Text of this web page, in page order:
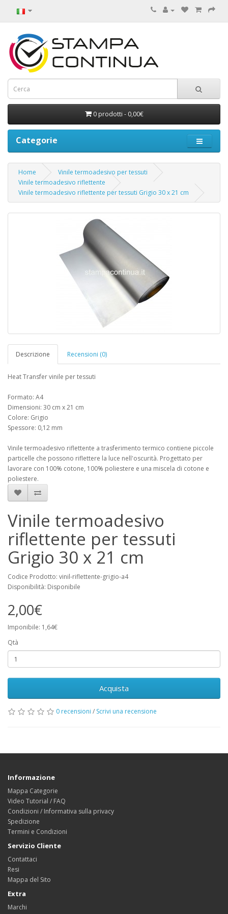
0 prodotti - 0,00€
Categorie
Home
Vinile termoadesivo per tessuti
Vinile termoadesivo riflettente
Vinile termoadesivo riflettente per tessuti Grigio 30 x 21 cm
Descrizione Recensioni (0)
Heat Transfer vinile per tessuti
Formato: A4
Dimensioni: 30 cm x 21 cm
Colore: Grigio
Spessore: 0,12 mm
Vinile termoadesivo riflettente a trasferimento termico contiene piccole
particelle che possono riflettere la luce nell'oscurità. Progettato per
lavorare con 100% cotone, 100% poliestere e una miscela di cotone e
poliestere.
Vinile termoadesivo
riflettente per tessuti
Grigio 30 x 21 cm
Codice Prodotto: vinil-riflettente-grigio-a4
Disponibilità: Disponibile
2,00€
Imponibile: 1,64€
Qtà
Acquista
0 recensioni / Scrivi una recensione
Informazione
Mappa Categorie
Video Tutorial / FAQ
Condizioni / Informativa sulla privacy
Spedizione
Termini e Condizioni
Servizio Cliente
Contattaci
Resi
Mappa del Sito
Extra
Marchi